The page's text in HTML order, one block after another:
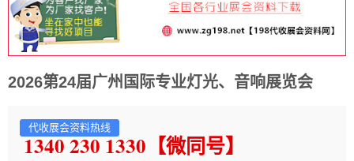
2026第24届广州国际专业灯光、音响展览会
代收展会资料热线
1340 230 1330【微同号】